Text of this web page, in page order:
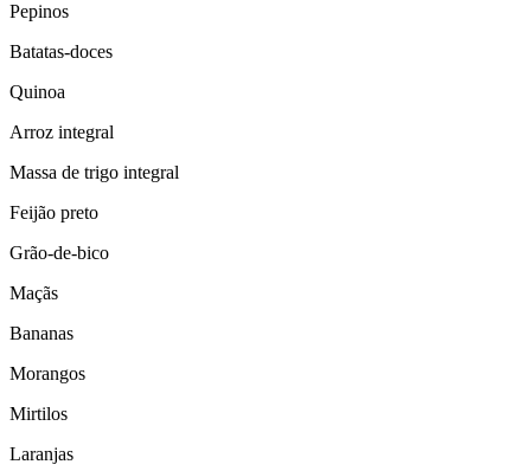
Pepinos
Batatas-doces
Quinoa
Arroz integral
Massa de trigo integral
Feijão preto
Grão-de-bico
Maçãs
Bananas
Morangos
Mirtilos
Laranjas